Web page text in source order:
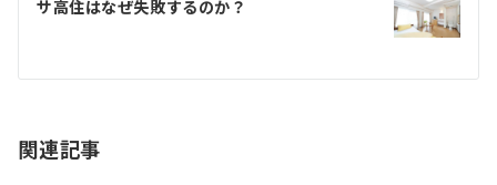
ゲ
シ
ン
サ高住はなぜ失敗するのか？
関連記事